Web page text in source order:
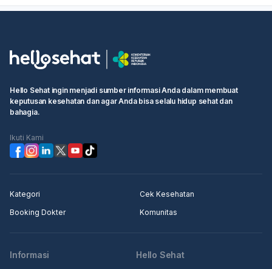
sangat nyeri, disertai demam, sulit menelan, sulit
diberi obat yang sesuai.
Hello Sehat ingin menjadi sumber informasi Anda dalam membuat
keputusan kesehatan dan agar Anda bisa selalu hidup sehat dan
bahagia.
Ikuti Kami
Kategori
Cek Kesehatan
Booking Dokter
Komunitas
Informasi Hello Sehat